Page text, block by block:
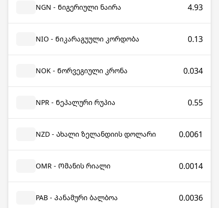
NGN - Ნიგერიული ნაირა 4.93
NIO - Ნიკარაგუული კორდობა 0.13
NOK - Ნორვეგიული კრონა 0.034
NPR - Ნეპალური რუპია 0.55
NZD - Ახალი ზელანდიის დოლარი 0.0061
OMR - Ომანის რიალი 0.0014
PAB - Პანამური ბალბოა 0.0036